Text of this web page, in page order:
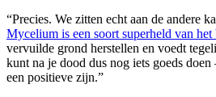
“Precies. We zitten echt aan de andere
Mycelium is een soort superheld van het
vervuilde grond herstellen en voedt
kunt na je dood dus nog iets goeds
een positieve zijn.”